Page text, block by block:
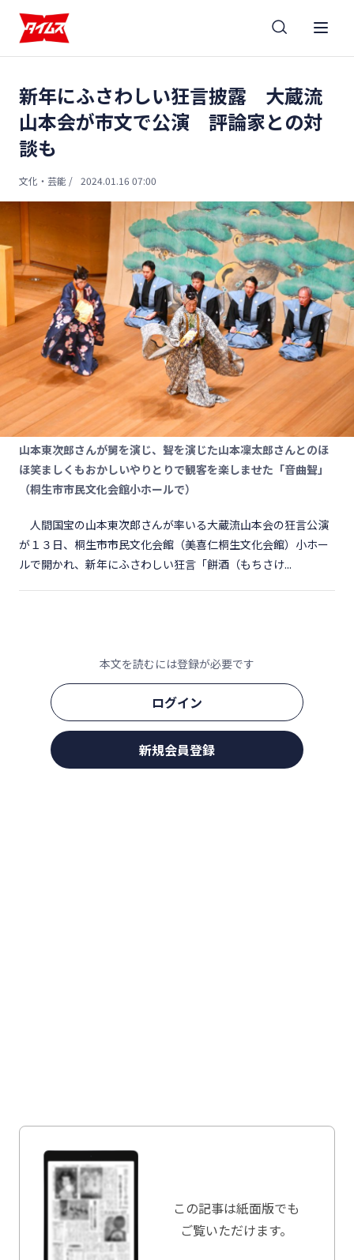
新年にふさわしい狂言披露 大蔵流
山本会が市文で公演 評論家との対
談も
文化・芸能 / 2024.01.16 07:00
山本東次郎さんが舅を演じ、聟を演じた山本凜太郎さんとのほ
ほ笑ましくもおかしいやりとりで観客を楽しませた「音曲聟」
（桐生市市民文化会館小ホールで）
人間国宝の山本東次郎さんが率いる大蔵流山本会の狂言公演
が１３日、桐生市市民文化会館（美喜仁桐生文化会館）小ホー
ルで開かれ、新年にふさわしい狂言「餅酒（もちさけ...
本文を読むには登録が必要です
ログイン
新規会員登録
この記事は紙面版でも
ご覧いただけます。